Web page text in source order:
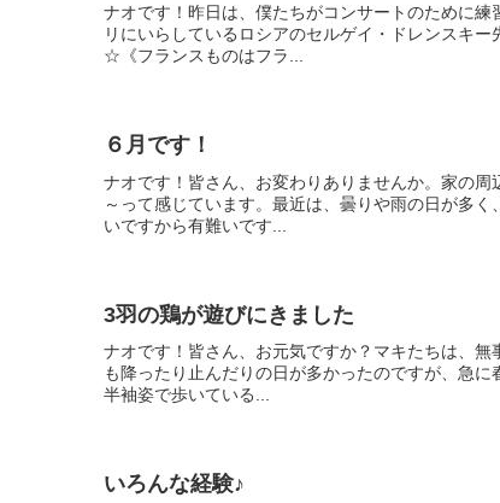
ナオです！昨日は、僕たちがコンサートのために
リにいらしているロシアのセルゲイ・ドレンスキ
☆《フランスものはフラ...
６月です！
ナオです！皆さん、お変わりありませんか。家の
～って感じています。最近は、曇りや雨の日が多
いですから有難いです...
3羽の鶏が遊びにきました
ナオです！皆さん、お元気ですか？マキたちは、
も降ったり止んだりの日が多かったのですが、急
半袖姿で歩いている...
いろんな経験♪